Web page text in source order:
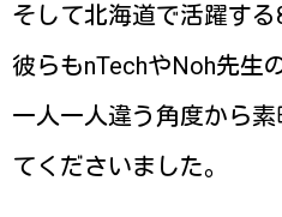
そして北海道で活躍する
彼らもnTechやNoh先生
一人一人違う角度から
てくださいました。